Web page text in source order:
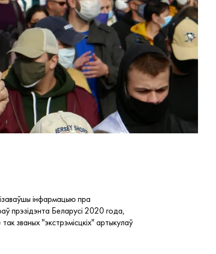
інфармацыю пра
прэзідэнта Беларусі 2020 года,
званых "экстрэмісцкіх" артыкулаў